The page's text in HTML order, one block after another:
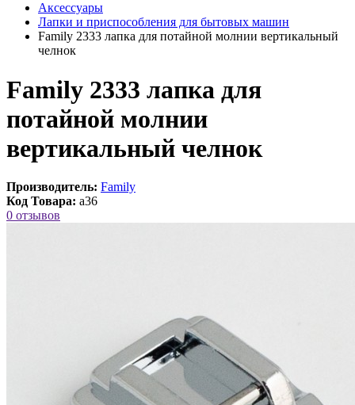
Аксессуары
Лапки и приспособления для бытовых машин
Family 2333 лапка для потайной молнии вертикальный
челнок
Family 2333 лапка для
потайной молнии
вертикальный челнок
Производитель: Family
Код Товара: a36
0 отзывов